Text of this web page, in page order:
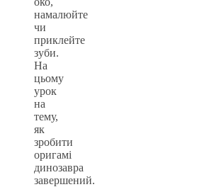
намалюйте
чи
приклейте
зуби.
На
цьому
урок
на
тему,
як
зробити
оригамі
динозавра
завершений.